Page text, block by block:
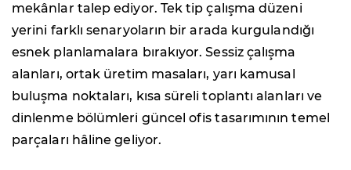
mekânlar talep ediyor. Tek tip çalışma düzeni
yerini farklı senaryoların bir arada kurgulandığı
esnek planlamalara bırakıyor. Sessiz çalışma
alanları, ortak üretim masaları, yarı kamusal
buluşma noktaları, kısa süreli toplantı alanları ve
dinlenme bölümleri güncel ofis tasarımının temel
parçaları hâline geliyor.